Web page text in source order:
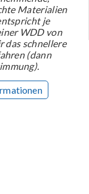
Materialien
je
WDD von
das schnellere
(dann